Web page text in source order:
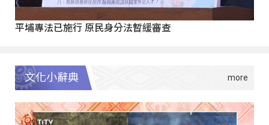
平埔專法已施行 原民身分法暫緩審查
文化小辭典